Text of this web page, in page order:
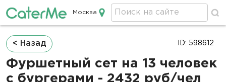
Кейтеринг в Москве
Москва
Строка
навигации
< Назад
Фуршетный сет на 13 человек
с бургерами - 2432 руб/чел
ID: 598612